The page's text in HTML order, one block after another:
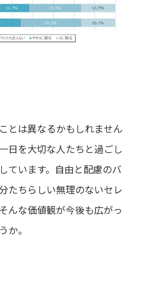
とは異なるかもしれません
日を大切な人たちと過ごし
ています。自由と配慮のバ
たちらしい無理のないセレ
んな価値観が今後も広がっ
か。